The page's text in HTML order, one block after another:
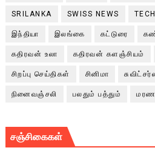
SRILANKA SWISS NEWS
இந்தியா இலங்கை கட்டுரை
கதிரவன் உலா கதிரவன் களஞ்சியம்
சிறப்பு செய்திகள் சினிமா
நினைவஞ்சலி பலதும் பத்தும் மரண
சஞ்சிகைகள்